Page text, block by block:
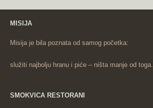
MISIJA
Misija je bila poznata od samog početka:
služiti najbolju hranu i piće – ništa manje od toga.
SMOKVICA RESTORANI